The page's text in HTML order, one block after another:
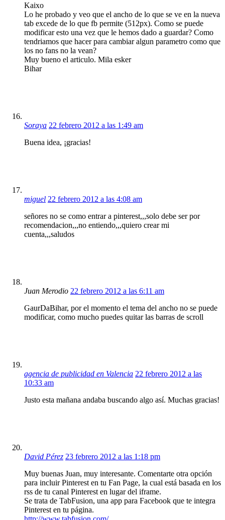
Kaixo
Lo he probado y veo que el ancho de lo que se ve en la nueva
tab excede de lo que fb permite (512px). Como se puede
modificar esto una vez que le hemos dado a guardar? Como
tendriamos que hacer para cambiar algun parametro como que
los no fans no la vean?
Muy bueno el articulo. Mila esker
Bihar
Soraya 22 febrero 2012 a las 1:49 am
Buena idea, ¡gracias!
miguel 22 febrero 2012 a las 4:08 am
señores no se como entrar a pinterest,,,solo debe ser por
recomendacion,,,no entiendo,,,quiero crear mi
cuenta,,,saludos
Juan Merodio 22 febrero 2012 a las 6:11 am
GaurDaBihar, por el momento el tema del ancho no se puede
modificar, como mucho puedes quitar las barras de scroll
agencia de publicidad en Valencia 22 febrero 2012 a las
10:33 am
Justo esta mañana andaba buscando algo así. Muchas gracias!
David Pérez 23 febrero 2012 a las 1:18 pm
Muy buenas Juan, muy interesante. Comentarte otra opción
para incluir Pinterest en tu Fan Page, la cual está basada en los
rss de tu canal Pinterest en lugar del iframe.
Se trata de TabFusion, una app para Facebook que te integra
Pinterest en tu página.